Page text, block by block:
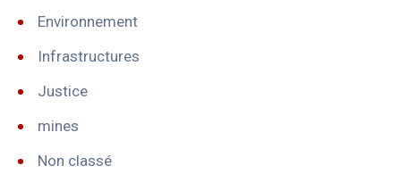
Environnement
Infrastructures
Justice
mines
Non classé